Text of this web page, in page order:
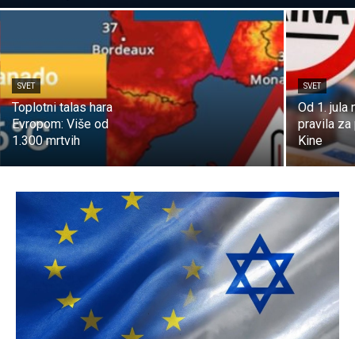
SVET
Toplotni talas hara
Evropom: Više od
1.300 mrtvih
SVET
Od 1. jula
pravila
Kine